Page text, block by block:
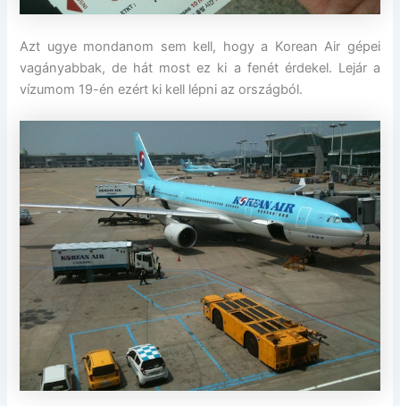
Azt ugye mondanom sem kell, hogy a Korean Air gépei
vagányabbak, de hát most ez ki a fenét érdekel. Lejár a
vízumom 19-én ezért ki kell lépni az országból.